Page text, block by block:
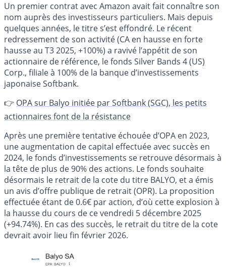
Un premier contrat avec Amazon avait fait connaître son
nom auprès des investisseurs particuliers. Mais depuis
quelques années, le titre s’est effondré. Le récent
redressement de son activité (CA en hausse en forte
hausse au T3 2025, +100%) a ravivé l’appétit de son
actionnaire de référence, le fonds Silver Bands 4 (US)
Corp., filiale à 100% de la banque d’investissements
japonaise Softbank.
👉 OPA sur Balyo initiée par Softbank (SGC), les petits
actionnaires font de la résistance
Après une première tentative échouée d’OPA en 2023,
une augmentation de capital effectuée avec succès en
2024, le fonds d’investissements se retrouve désormais à
la tête de plus de 90% des actions. Le fonds souhaite
désormais le retrait de la cote du titre BALYO, et a émis
un avis d’offre publique de retrait (OPR). La proposition
effectuée étant de 0.6€ par action, d’où cette explosion à
la hausse du cours de ce vendredi 5 décembre 2025
(+94.74%). En cas des succès, le retrait du titre de la cote
devrait avoir lieu fin février 2026.